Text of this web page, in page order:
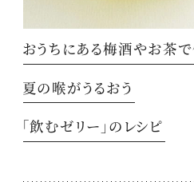
おうちにある梅酒やお茶で
夏の喉がうるおう
「飲むゼリー」のレシピ